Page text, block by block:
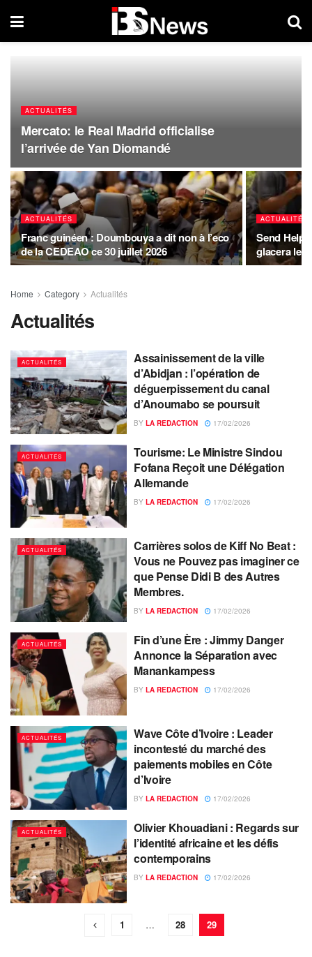
ACTUALITÉS
Mercato: le Real Madrid officialise
l’arrivée de Yan Diomandé
ACTUALITÉS
Franc guinéen : Doumbouya a dit non à l’eco
de la CEDEAO ce 30 juillet 2026
ACTUALITÉS
Send Help
glacera le
Home Category Actualités
Actualités
ACTUALITÉS
Assainissement de la ville
d’Abidjan : l’opération de
déguerpissement du canal
d’Anoumabo se poursuit
BY LA REDACTION 17/02/2026
ACTUALITÉS
Tourisme: Le Ministre Sindou
Fofana Reçoit une Délégation
Allemande
BY LA REDACTION 17/02/2026
ACTUALITÉS
Carrières solos de Kiff No Beat :
Vous ne Pouvez pas imaginer ce
que Pense Didi B des Autres
Membres.
BY LA REDACTION 17/02/2026
ACTUALITÉS
Fin d’une Ère : Jimmy Danger
Annonce la Séparation avec
Manankampess
BY LA REDACTION 17/02/2026
ACTUALITÉS
Wave Côte d’Ivoire : Leader
incontesté du marché des
paiements mobiles en Côte
d’Ivoire
BY LA REDACTION 17/02/2026
ACTUALITÉS
Olivier Khouadiani : Regards sur
l’identité africaine et les défis
contemporains
BY LA REDACTION 17/02/2026
1 … 28 29